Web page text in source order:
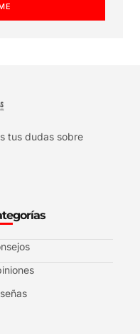
tus dudas sobre